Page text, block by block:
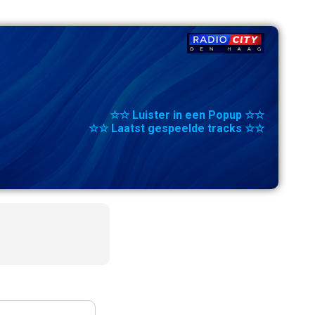
☆☆ Luister in een Popup ☆☆
☆☆ Laatst gespeelde tracks ☆☆